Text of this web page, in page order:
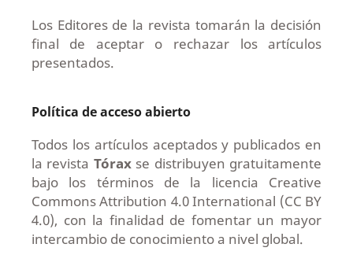
Los Editores de la revista tomarán la decisión
final de aceptar o rechazar los artículos
presentados.
Política de acceso abierto
Todos los artículos aceptados y publicados en
la revista Tóraxse distribuyen gratuitamente
bajo los términos de la licencia Creative
Commons Attribution 4.0 International (CC BY
4.0), con la finalidad de fomentar un mayor
intercambio de conocimiento a nivel global.